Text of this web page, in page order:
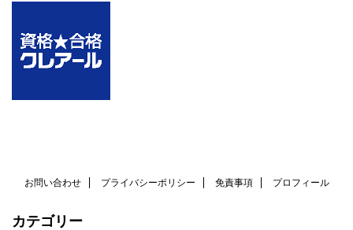
お問い合わせ プライバシーポリシー 免責事項 プロフィール
カテゴリー